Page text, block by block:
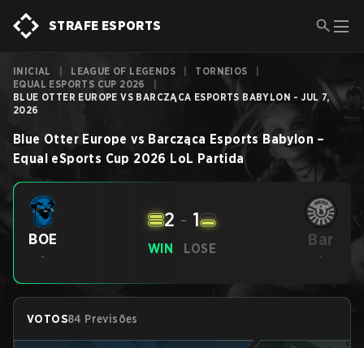
STRAFE ESPORTS
INICIAL LEAGUE OF LEGENDS TORNEIOS
EQUAL ESPORTS CUP 2026
BLUE OTTER EUROPE VS BARCZĄCA ESPORTS BABYLON - JUL 7,
2026
Blue Otter Europe vs Barcząca Esports Babylon –
Equal eSports Cup 2026 LoL Partida
BOE
-
WIN
2 - 1
LOSE Bar
-
VOTOS84 Previsões